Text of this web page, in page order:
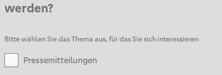
werden?
Bitte wählen Sie das Thema aus, für das Sie sich interessieren
Pressemitteilungen